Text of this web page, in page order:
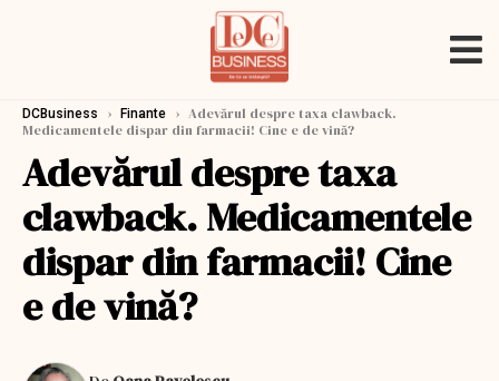
DCBusiness › Finante › Adevărul despre taxa clawback.
Medicamentele dispar din farmacii! Cine e de vină?
Adevărul despre taxa
clawback. Medicamentele
dispar din farmacii! Cine
e de vină?